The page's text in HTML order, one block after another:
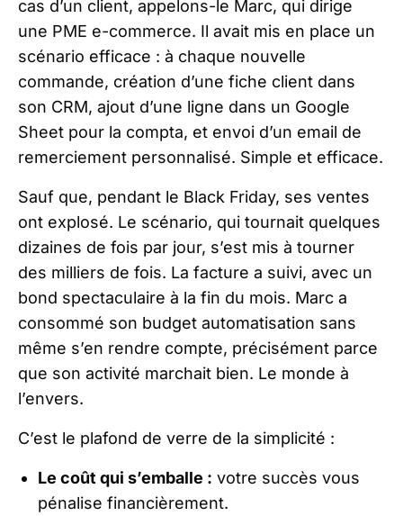
cas d’un client, appelons-le Marc, qui dirige
une PME e-commerce. Il avait mis en place un
scénario efficace : à chaque nouvelle
commande, création d’une fiche client dans
son CRM, ajout d’une ligne dans un Google
Sheet pour la compta, et envoi d’un email de
remerciement personnalisé. Simple et efficace.
Sauf que, pendant le Black Friday, ses ventes
ont explosé. Le scénario, qui tournait quelques
dizaines de fois par jour, s’est mis à tourner
des milliers de fois. La facture a suivi, avec un
bond spectaculaire à la fin du mois. Marc a
consommé son budget automatisation sans
même s’en rendre compte, précisément parce
que son activité marchait bien. Le monde à
l’envers.
C’est le plafond de verre de la simplicité :
Le coût qui s’emballe : votre succès vous
pénalise financièrement.